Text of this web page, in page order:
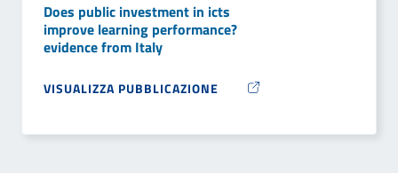
Does public investment in icts
improve learning performance?
evidence from Italy
VISUALIZZA PUBBLICAZIONE